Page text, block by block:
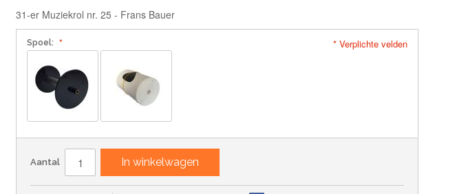
31-er Muziekrol nr. 25 - Frans Bauer
Spoel: * Verplichte velden
Aantal In winkelwagen